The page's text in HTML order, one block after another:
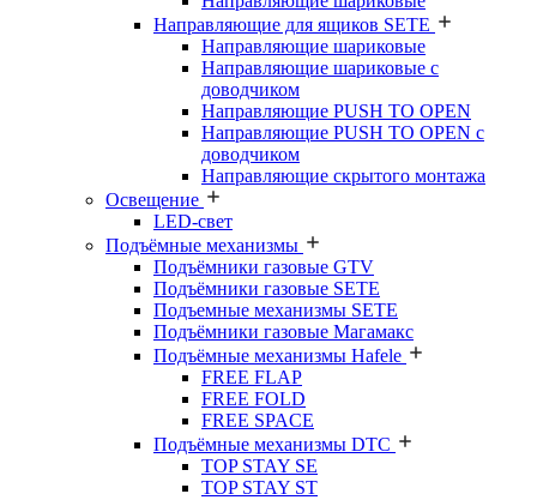
Направляющие для ящиков SETE
Направляющие шариковые
Направляющие шариковые с
доводчиком
Направляющие PUSH TO OPEN
Направляющие PUSH TO OPEN с
доводчиком
Направляющие скрытого монтажа
Освещение
LED-свет
Подъёмные механизмы
Подъёмники газовые GTV
Подъёмники газовые SETE
Подъемные механизмы SETE
Подъёмники газовые Магамакс
Подъёмные механизмы Hafele
FREE FLAP
FREE FOLD
FREE SPACE
Подъёмные механизмы DTC
TOP STAY SE
TOP STAY ST